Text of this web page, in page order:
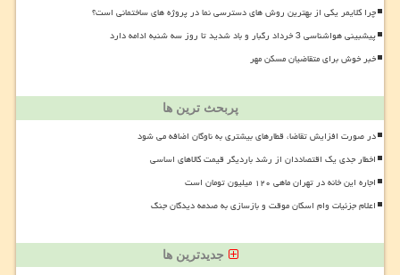
چرا کلایمر یکی از بهترین روش های دسترسی نما در پروژه های ساختمانی است؟
پیشبینی هواشناسی 3 خرداد رگبار و باد شدید تا روز سه شنبه ادامه دارد
خبر خوش برای متقاضیان مسکن مهر
پربحث ترین ها
در صورت افزایش تقاضا، قطارهای بیشتری به ناوگان اضافه می شود
اخطار جدی یک اقتصاددان از رشد باردیگر قیمت کالاهای اساسی
اجاره این خانه در تهران ماهی ۱۲۰ میلیون تومان است
اعلام جزئیات وام اسکان موقت و بازسازی به صدمه دیدگان جنگ
جدیدترین ها